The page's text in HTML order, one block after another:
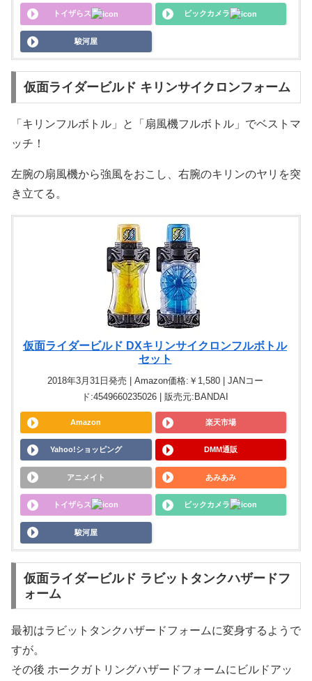
トイザらス ビックカメラ
駿河屋
仮面ライダービルド キリンサイクロンフォーム
「キリンフルボトル」と「扇風機フルボトル」でベストマ
ッチ！
左腕の扇風機から強風をおこし、右腕のキリンのヤリを突
き立てる。
仮面ライダービルド DXキリンサイクロンフルボトル
セット
2018年3月31日発売 | Amazon価格:￥1,580 | JANコー
ド:4549660235026 | 販売元:BANDAI
Amazon 楽天市場
Yahoo!ショッピング DMM通販
アニメイト あみあみ
トイザらス ビックカメラ
駿河屋
仮面ライダービルド ラビットタンクハザードフ
ォーム
最初はラビットタンクハザードフォームに変身するようで
すが。
その後 ホークガトリングハザードフォームにビルドアッ